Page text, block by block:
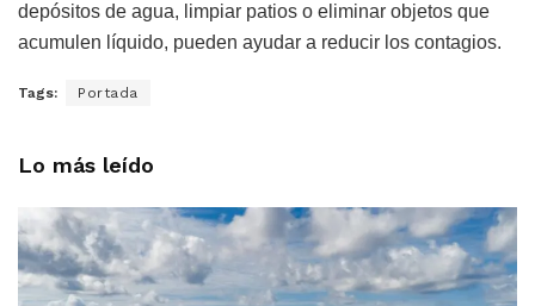
depósitos de agua, limpiar patios o eliminar objetos que
acumulen líquido, pueden ayudar a reducir los contagios.
Tags: Portada
Lo más leído